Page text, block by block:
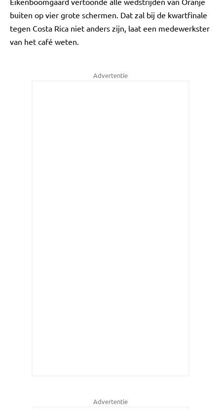
buiten op vier grote schermen. Dat zal bij de kwartfinale
tegen Costa Rica niet anders zijn, laat een medewerkster
van het café weten.
Advertentie
Advertentie